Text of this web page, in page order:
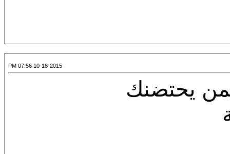
10-18-2015 07:56 PM
يحتضنك